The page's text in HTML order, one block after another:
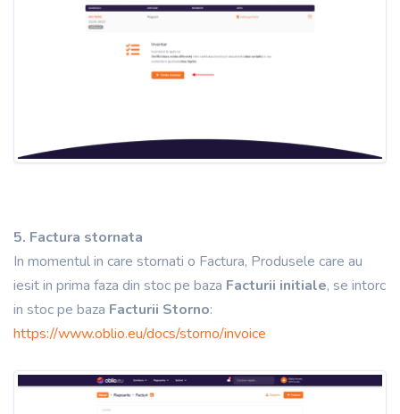
5. Factura stornata
In momentul in care stornati o Factura, Produsele care au
iesit in prima faza din stoc pe baza Facturii initiale, se intorc
in stoc pe baza Facturii Storno:
https://www.oblio.eu/docs/storno/invoice